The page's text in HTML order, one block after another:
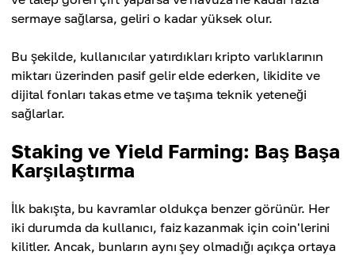
sermaye sağlarsa, geliri o kadar yüksek olur.
Bu şekilde, kullanıcılar yatırdıkları kripto varlıklarının
miktarı üzerinden pasif gelir elde ederken, likidite ve
dijital fonları takas etme ve taşıma teknik yeteneği
sağlarlar.
Staking ve Yield Farming: Baş Başa
Karşılaştırma
İlk bakışta, bu kavramlar oldukça benzer görünür. Her
iki durumda da kullanıcı, faiz kazanmak için coin'lerini
kilitler. Ancak, bunların aynı şey olmadığı açıkça ortaya